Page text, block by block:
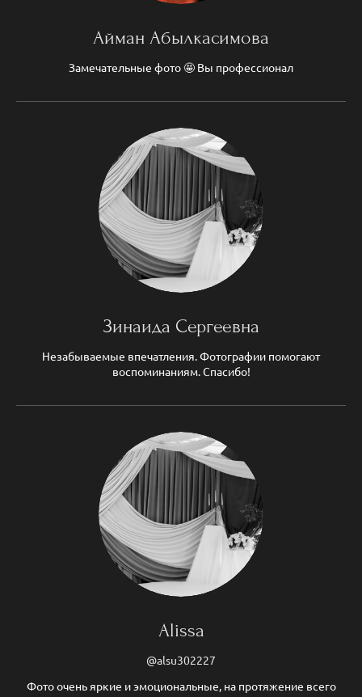
Айман Абылкасимова
Замечательные фото 🤩 Вы профессионал
Зинаида Сергеевна
Незабываемые впечатления. Фотографии помогают
воспоминаниям. Спасибо!
Alissa
@alsu302227
Фото очень яркие и эмоциональные, на протяжение всего